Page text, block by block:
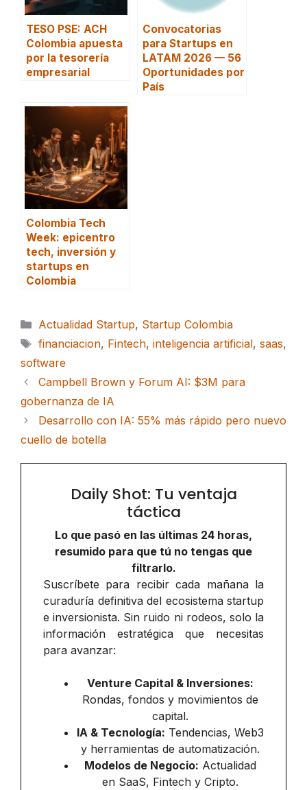
TESO PSE: ACH
Colombia apuesta
por la tesorería
empresarial
Convocatorias
para Startups en
LATAM 2026 — 56
Oportunidades por
País
Colombia Tech
Week: epicentro
tech, inversión y
startups en
Colombia
Categorías
Actualidad Startup, Startup Colombia
Etiquetas
financiacion, Fintech, inteligencia artificial, saas,
software
Campbell Brown y Forum AI: $3M para
gobernanza de IA
Desarrollo con IA: 55% más rápido pero nuevo
cuello de botella
Daily Shot: Tu ventaja
táctica
Lo que pasó en las últimas 24 horas,
resumido para que tú no tengas que
filtrarlo.
Suscríbete para recibir cada mañana la
curaduría definitiva del ecosistema startup
e inversionista. Sin ruido ni rodeos, solo la
información estratégica que necesitas
para avanzar:
Venture Capital & Inversiones:
Rondas, fondos y movimientos de
capital.
IA & Tecnología: Tendencias, Web3
y herramientas de automatización.
Modelos de Negocio: Actualidad
en SaaS, Fintech y Cripto.